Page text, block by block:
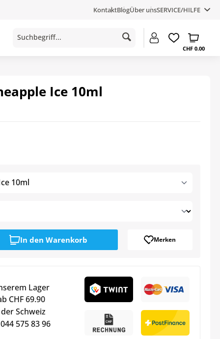
KontaktBlogÜber unsSERVICE/HILFE
CHF 0.00
Ice 10ml
10ml
In den Warenkorb Merken
Lager
CHF 69.90
Schweiz
575 83 96